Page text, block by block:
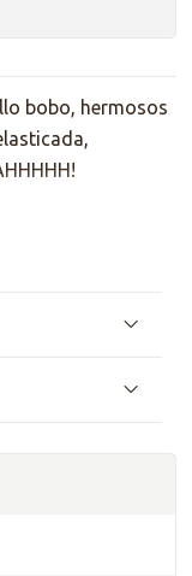
bobo, hermosos